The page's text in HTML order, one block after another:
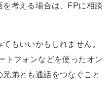
考える場合は、FPに相談
もいいかもしれません。
トフォンなどを使ったオン
弟とも通話をつなぐこと